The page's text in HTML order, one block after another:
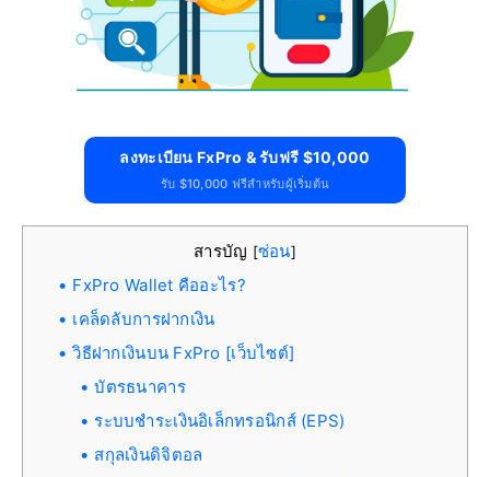
ลงทะเบียน FxPro & รับฟรี $10,000
รับ $10,000 ฟรีสำหรับผู้เริ่มต้น
สารบัญ [ซ่อน]
FxPro Wallet คืออะไร?
เคล็ดลับการฝากเงิน
วิธีฝากเงินบน FxPro [เว็บไซต์]
บัตรธนาคาร
ระบบชำระเงินอิเล็กทรอนิกส์ (EPS)
สกุลเงินดิจิตอล